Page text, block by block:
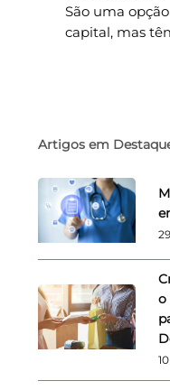
São uma
capital, mas
Artigos em
o